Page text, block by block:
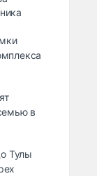
в
Тулы